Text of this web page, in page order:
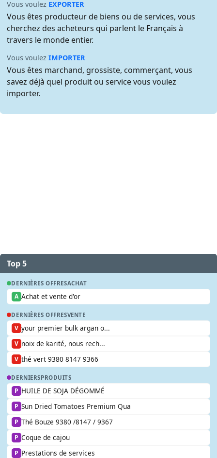
Vous voulez EXPORTER
Vous êtes producteur de biens ou de services, vous
cherchez des acheteurs qui parlent le Français à
travers le monde entier.
Vous voulezIMPORTER
Vous êtes marchand, grossiste, commerçant, vous
savez déjà quel produit ou service vous voulez
importer.
Top 5
DERNIÈRES OFFRESACHAT
A Achat et vente d'or
DERNIÈRES OFFRESVENTE
V your premier bulk argan o...
V noix de karité, nous rech...
V thé vert 9380 8147 9366
DERNIERSPRODUITS
P HUILE DE SOJA DÉGOMMÉ
P Sun Dried Tomatoes Premium Qua
P Thé Bouze 9380 /8147 / 9367
P Coque de cajou
P Prestations de services